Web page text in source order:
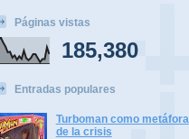
Páginas vistas
185,380
Entradas populares
Turboman como metáfora
de la crisis